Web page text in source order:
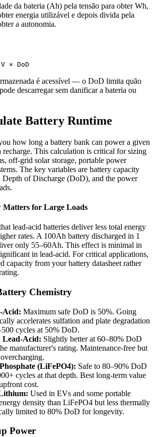
da bateria (Ah) pela tensão para obter Wh,
energia utilizável e depois divida pela
a autonomia.
× DoD
é acessível — o DoD limita quão
descarregar sem danificar a bateria ou
Battery Runtime
how long a battery bank can power a given
recharge. This calculation is critical for sizing
off-grid solar storage, portable power
The key variables are battery capacity
Depth of Discharge (DoD), and the power
for Large Loads
lead-acid batteries deliver less total energy
rates. A 100Ah battery discharged in 1
only 55–60Ah. This effect is minimal in
in lead-acid. For critical applications,
capacity from your battery datasheet rather
Chemistry
Acid: Maximum safe DoD is 50%. Going
accelerates sulfation and plate degradation
cycles at 50% DoD.
Lead-Acid: Slightly better at 60–80% DoD
manufacturer's rating. Maintenance-free but
(LiFePO4): Safe to 80–90% DoD
cycles at that depth. Best long-term value
cost.
Used in EVs and some portable
density than LiFePO4 but less thermally
limited to 80% DoD for longevity.
Power